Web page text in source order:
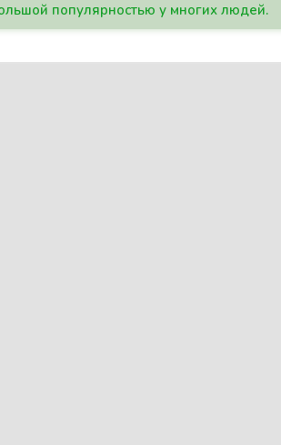
популярностью у многих людей.